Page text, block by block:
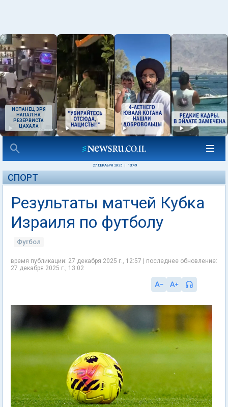
ИСПАНЕЦ ЗРЯ
НАПАЛ НА
РЕЗЕРВИСТА
ЦАХАЛА
27 ДЕКАБРЯ 2025 13:49
СПОРТ
Результаты матчей Кубка
Израиля по футболу
Футбол
время публикации: 27 декабря 2025 г., 12:57 | последнее обновление:
27 декабря 2025 г., 13:02